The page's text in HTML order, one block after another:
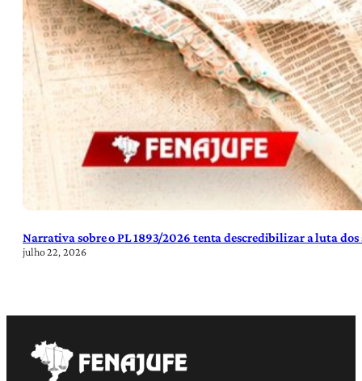
Narrativa sobre o PL 1893/2026 tenta descredibilizar a luta
julho 22, 2026